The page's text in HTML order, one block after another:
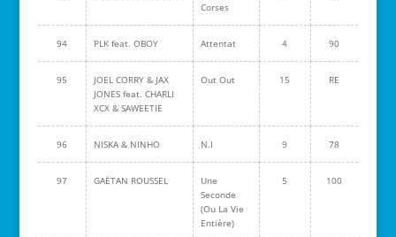
Corses
94 PLK feat. OBOY Attentat 4 90
95
JOEL CORRY & JAX
JONES feat. CHARLI
XCX & SAWEETIE
Out Out 15 RE
96 NISKA & NINHO N.I 9 78
97 GAËTAN ROUSSEL
Une
Seconde
(Ou La Vie
Entière)
5 100